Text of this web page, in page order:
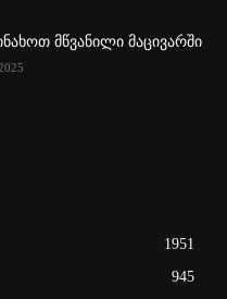
მწვანილი მაცივარში
1951
945